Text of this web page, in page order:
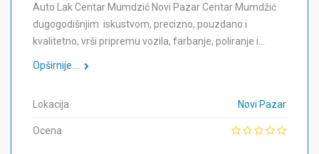
Auto Lak Centar Mumdzić Novi Pazar Centar Mumdžić
dugogodišnjim iskustvom, precizno, pouzdano i
kvalitetno, vrši pripremu vozila, farbanje, poliranje i…
Opširnije....
Lokacija Novi Pazar
Ocena